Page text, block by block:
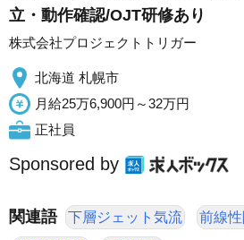
立・動作確認/OJT研修あり
株式会社プロジェクトトリガー
北海道 札幌市
月給25万6,900円～32万円
正社員
Sponsored by
関連語 下層ジェット気流 前線